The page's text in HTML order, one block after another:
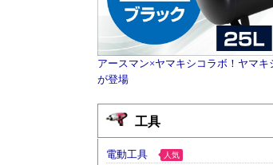
アースマン×ヤマキシコラボ！ヤマキ
が登場
工具
電動工具 人気